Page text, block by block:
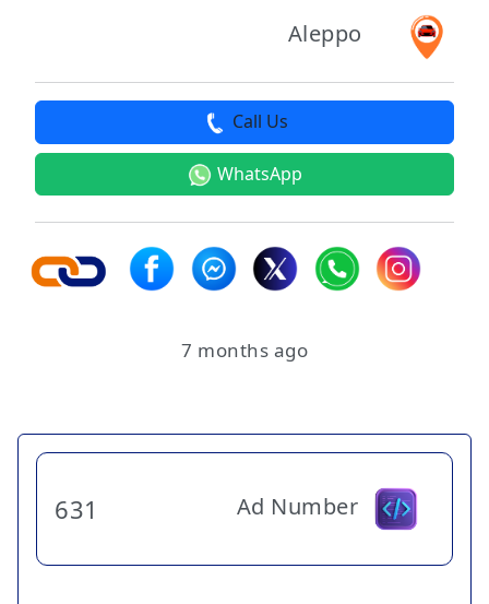
Aleppo
Call Us
WhatsApp
7 months ago
Ad Number
631